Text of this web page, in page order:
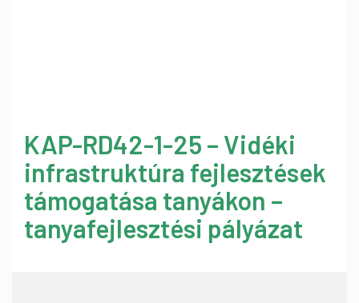
KAP-RD42-1-25 – Vidéki
infrastruktúra fejlesztések
támogatása tanyákon –
tanyafejlesztési pályázat